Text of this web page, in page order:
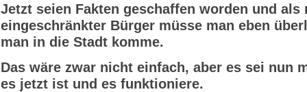
Jetzt seien Fakten geschaffen worden und
ein­geschränkter Bürger müsse man eben
man in die Stadt komme.
Das wäre zwar nicht einfach, aber es sei nun
es jetzt ist und es funktioniere.